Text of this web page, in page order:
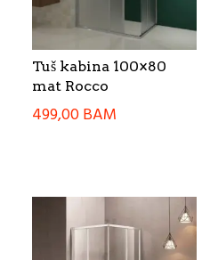
Tuš kabina 100×80
mat Rocco
499,00BAM